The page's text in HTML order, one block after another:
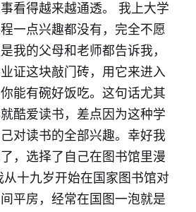
看得越来越通透。 我上大学
一点兴趣都没有，完全不愿
我的父母和老师都告诉我，
证这块敲门砖，用它来进入
能有碗好饭吃。这句话尤其
酷爱读书，差点因为这种学
对读书的全部兴趣。幸好我
，选择了自己在图书馆里漫
十九岁开始在国家图书馆对
平房，经常在国图一泡就是